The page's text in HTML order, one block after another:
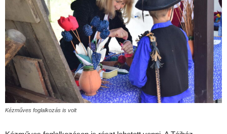
Kézműves foglalkozás is volt